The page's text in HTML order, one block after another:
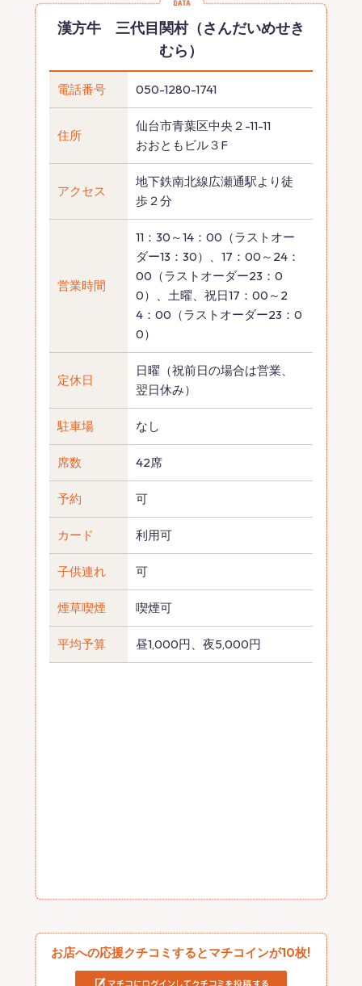
漢方牛 三代目関村（さんだいめせき
むら）
電話番号 050-1280-1741
住所
仙台市青葉区中央２-11-11
おおともビル３F
アクセス
地下鉄南北線広瀬通駅より徒
歩２分
営業時間
11：30～14：00（ラストオー
ダー13：30）、17：00～24：
00（ラストオーダー23：0
0）、土曜、祝日17：00～2
4：00（ラストオーダー23：0
0）
定休日
日曜（祝前日の場合は営業、
翌日休み）
駐車場 なし
席数 42席
予約 可
カード 利用可
子供連れ 可
煙草喫煙 喫煙可
平均予算 昼1,000円、夜5,000円
お店への応援クチコミするとマチコインが10枚!